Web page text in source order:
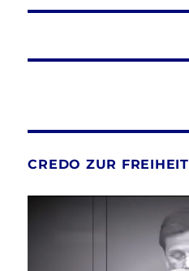
CREDO ZUR FREIHEIT